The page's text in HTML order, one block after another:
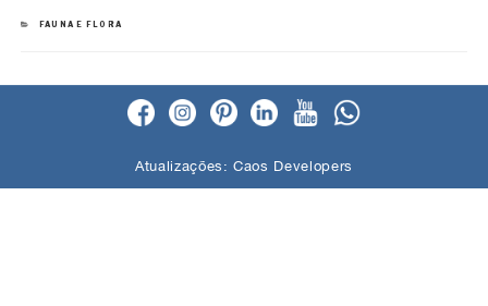
CATEGORIAS
FAUNA E FLORA
Atualizações:Caos Developers